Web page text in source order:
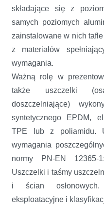
składające się z
samych poziomych
zainstalowane w nich
z materiałów
wymagania.
Ważną rolę w
także uszczelki
doszczelniające)
syntetycznego EPDM,
TPE lub z poliamidu.
wymagania
normy PN-EN 12365-
Uszczelki i taśmy
i ścian
eksploatacyjne i